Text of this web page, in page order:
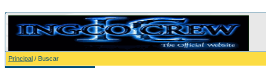
Principal / Buscar